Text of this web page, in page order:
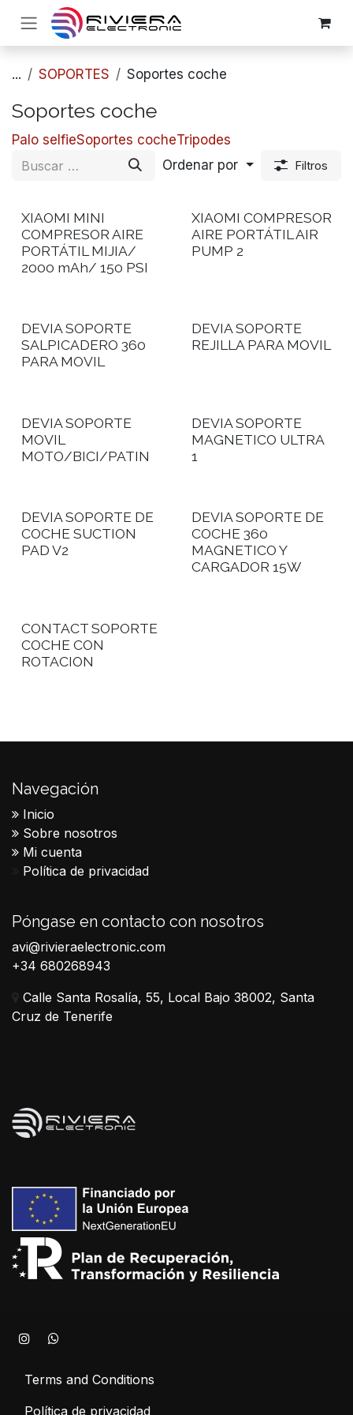
Ir al contenido
... SOPORTES Soportes coche
Soportes coche
​​Palo selfieSoportes coche​​Tripodes
Ordenar por
Filtros
XIAOMI MINI
COMPRESOR AIRE
PORTÁTIL MIJIA/
2000 mAh/ 150 PSI
XIAOMI COMPRESOR
AIRE PORTÁTIL AIR
PUMP 2
DEVIA SOPORTE
SALPICADERO 360
PARA MOVIL
DEVIA SOPORTE
REJILLA PARA MOVIL
DEVIA SOPORTE
MOVIL
MOTO/BICI/PATIN
DEVIA SOPORTE
MAGNETICO ULTRA
1
DEVIA SOPORTE DE
COCHE SUCTION
PAD V2
DEVIA SOPORTE DE
COCHE 360
MAGNETICO Y
CARGADOR 15W
CONTACT SOPORTE
COCHE CON
ROTACION
Navegación
Inicio
Sobre nosotros
Mi cuenta
Política de privacidad
Póngase en contacto con nosotros
avi@rivieraelectronic.com
+34 680268943
Calle Santa Rosalía, 55, Local Bajo 38002, Santa
Cruz de Tenerife
Terms and Conditions
Política de privacidad